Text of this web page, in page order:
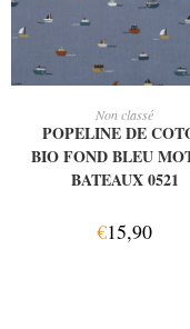
AJOUTER AU PANIER
Non classé
POPELINE DE
BIO FOND BLEU
BATEAUX 0521
€15,90